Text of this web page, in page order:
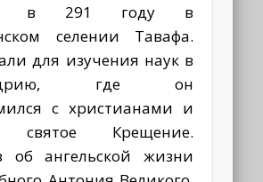
в 291 году в
селении Тавафа.
для изучения наук в
где он
с христианами и
святое Крещение.
об ангельской жизни